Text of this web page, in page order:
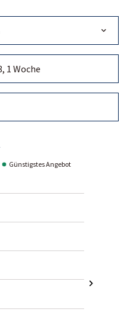
Günstigstes Angebot